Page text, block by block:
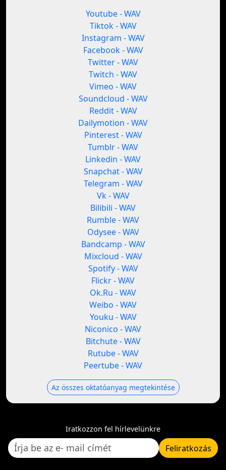
Youtube - WAV
Tiktok - WAV
Instagram - WAV
Facebook - WAV
Twitter - WAV
Twitch - WAV
Vimeo - WAV
Soundcloud - WAV
Reddit - WAV
Dailymotion - WAV
Pinterest - WAV
Tumblr - WAV
Linkedin - WAV
Snapchat - WAV
Telegram - WAV
Vk - WAV
Bilibili - WAV
Rumble - WAV
Odysee - WAV
Bandcamp - WAV
Mixcloud - WAV
Spotify - WAV
Flickr - WAV
Ok.Ru - WAV
Weibo - WAV
Youku - WAV
Niconico - WAV
Bitchute - WAV
Rutube - WAV
Peertube - WAV
Az összes oktatóanyag megtekintése
Iratkozzon fel hírlevelünkre
Feliratkozás